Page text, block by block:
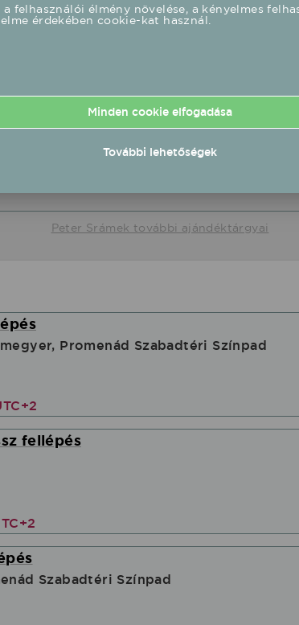
Peter Srámek további ajándéktárgyai
Promenád Szabadtéri Színpad
fellépés
Szabadtéri Színpad
felhasználói élmény növelése, a kényelmes
érdekében cookie-kat használ.
Minden cookie elfogadása
További lehetőségek